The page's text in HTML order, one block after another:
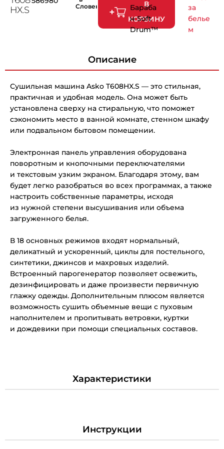
HX.S
Словении
В
КОРЗИНУ
Бараба
н Soft
Drum™
за
белье
м
Описание
Характеристики
Инструкции
Сушильная машина Asko T608HX.S — это стильная,
практичная и удобная модель. Она может быть
установлена сверху на стиральную, что поможет
сэкономить место в ванной комнате, стенном шкафу
или подвальном бытовом помещении.
Электронная панель управления оборудована
поворотным и кнопочными переключателями
и текстовым узким экраном. Благодаря этому, вам
будет легко разобраться во всех программах, а также
настроить собственные параметры, исходя
из нужной степени высушивания или объема
загруженного белья.
В 18 основных режимов входят нормальный,
деликатный и ускоренный, циклы для постельного,
синтетики, джинсов и махровых изделий.
Встроенный парогенератор позволяет освежить,
дезинфицировать и даже произвести первичную
глажку одежды. Дополнительным плюсом является
возможность сушить объемные вещи с пуховым
наполнителем и пропитывать ветровки, куртки
и дождевики при помощи специальных составов.